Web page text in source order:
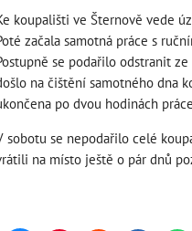
koupališti ve Šternově vede
začala samotná práce s
se podařilo odstranit
na čištění samotného dna
po dvou hodinách
sobotu se nepodařilo celé
na místo ještě o pár dnů